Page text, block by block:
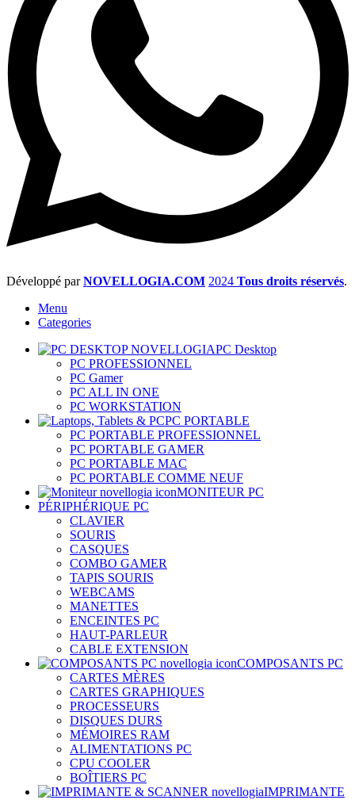
Développé parNOVELLOGIA.COM 2024 Tous droits réservés.
Menu
Categories
PC Desktop
PC PROFESSIONNEL
PC Gamer
PC ALL IN ONE
PC WORKSTATION
PC PORTABLE
PC PORTABLE PROFESSIONNEL
PC PORTABLE GAMER
PC PORTABLE MAC
PC PORTABLE COMME NEUF
MONITEUR PC
PÉRIPHÉRIQUE PC
CLAVIER
SOURIS
CASQUES
COMBO GAMER
TAPIS SOURIS
WEBCAMS
MANETTES
ENCEINTES PC
HAUT-PARLEUR
CABLE EXTENSION
COMPOSANTS PC
CARTES MÈRES
CARTES GRAPHIQUES
PROCESSEURS
DISQUES DURS
MÉMOIRES RAM
ALIMENTATIONS PC
CPU COOLER
BOÎTIERS PC
IMPRIMANTE